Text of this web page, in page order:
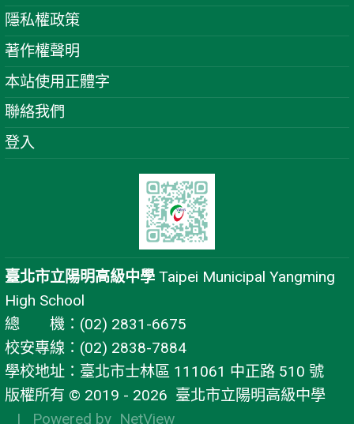
隱私權政策
著作權聲明
本站使用正體字
聯絡我們
登入
臺北市立陽明高級中學 Taipei Municipal Yangming
High School
總 機：(02) 2831-6675
校安專線：(02) 2838-7884
學校地址：臺北市士林區 111061 中正路 510 號
版權所有 © 2019 - 2026 臺北市立陽明高級中學
| Powered by NetView